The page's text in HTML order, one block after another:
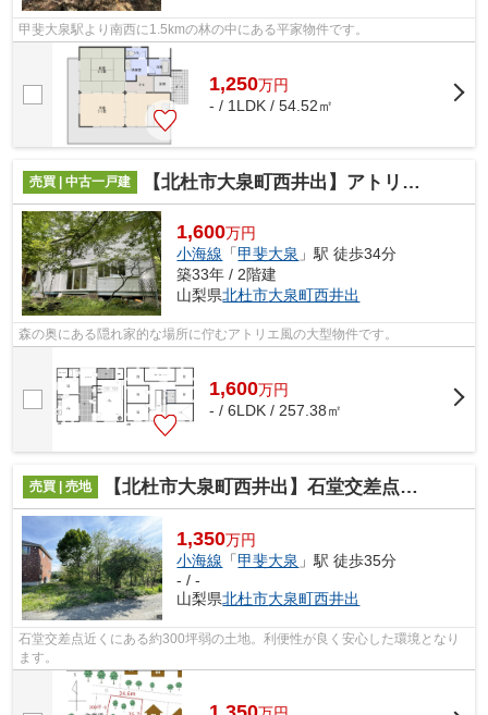
甲斐大泉駅より南西に1.5kmの林の中にある平家物件です。
1,250万円
- / 1LDK / 54.52㎡
売買 | 中古一戸建 【北杜市大泉町西井出】アトリエの雰囲気を味わえる別荘
1,600万円
小海線 「甲斐大泉 」駅 徒歩34分
築33年 / 2階建
山梨県北杜市大泉町西井出
森の奥にある隠れ家的な場所に佇むアトリエ風の大型物件です。
1,600万円
- / 6LDK / 257.38㎡
売買 | 売地 【北杜市大泉町西井出】石堂交差点近くにある広い土地
1,350万円
小海線 「甲斐大泉 」駅 徒歩35分
- / -
山梨県北杜市大泉町西井出
石堂交差点近くにある約300坪弱の土地。利便性が良く安心した環境となり
ます。